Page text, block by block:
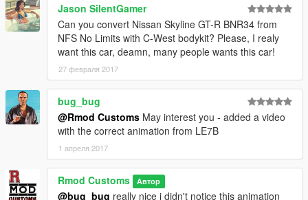
≡≡≡≡≡≡≡≡≡≡≡≡≡≡≡≡≡≡≡≡≡≡≡≡≡≡≡≡≡≡≡≡≡≡≡≡≡≡≡≡≡
Changelog V1.4:
≡≡≡≡≡≡≡≡≡≡≡≡≡≡≡≡≡≡≡≡≡≡≡≡≡≡≡≡≡≡≡≡≡≡≡≡≡≡≡≡≡
Added Oil Pressure Indicators
Reworked Dash Textures
Added Dash Glow
added Fuel Indicators in front view
Adjusted Dash Controll Lights
Added Original Car Name
Removed Engine Hood for better view
Added Option to spawn car in Traffic
Jason SilentGamer
Can you convert Nissan Skyline GT-R BNR34 from
NFS No Limits with C-West bodykit? Please, I realy
want this car, deamn, many people wants this car!
27 февраля 2017
bug_bug
@Rmod Customs May interest you - added a video
with the correct animation from LE7B
1 апреля 2017
Rmod Customs Автор
@bug_bug really nice i didn't notice this animation